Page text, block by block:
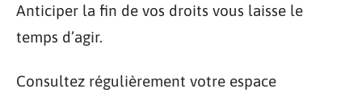
Anticiper la fin de vos droits vous laisse le
temps d’agir.
Consultez régulièrement votre espace